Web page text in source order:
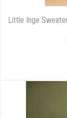
Little Inge